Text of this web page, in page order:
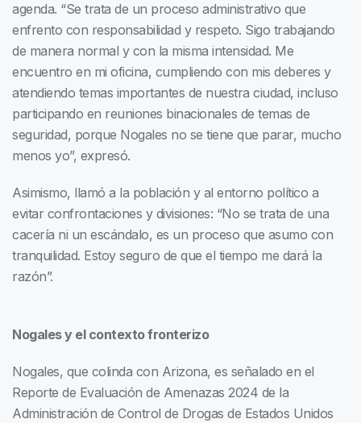
agenda. “Se trata de un proceso administrativo que
enfrento con responsabilidad y respeto. Sigo trabajando
de manera normal y con la misma intensidad. Me
encuentro en mi oficina, cumpliendo con mis deberes y
atendiendo temas importantes de nuestra ciudad, incluso
participando en reuniones binacionales de temas de
seguridad, porque Nogales no se tiene que parar, mucho
menos yo”, expresó.
Asimismo, llamó a la población y al entorno político a
evitar confrontaciones y divisiones: “No se trata de una
cacería ni un escándalo, es un proceso que asumo con
tranquilidad. Estoy seguro de que el tiempo me dará la
razón”.
Nogales y el contexto fronterizo
Nogales, que colinda con Arizona, es señalado en el
Reporte de Evaluación de Amenazas 2024 de la
Administración de Control de Drogas de Estados Unidos